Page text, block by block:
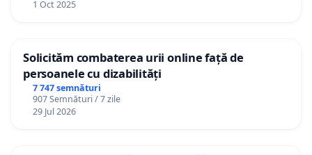
1 Oct 2025
Solicităm combaterea urii online față de
persoanele cu dizabilități
7 747 semnături
907 Semnături / 7 zile
29 Jul 2026